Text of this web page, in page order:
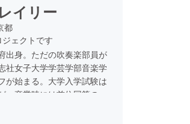
イリー
都
ェクトです
出身。ただの吹奏楽部員が
社女子大学学芸学部音楽学
が始まる。大学入学試験は
卒業時には首位同等の第
、大学内で石村雅子賞を
、同大学オーケストラコ